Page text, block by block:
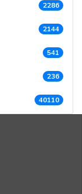
2286
2144
541
236
40110